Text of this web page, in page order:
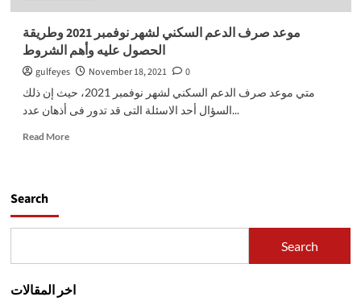
موعد صرف الدعم السكني لشهر نوفمبر 2021 وطريقة
الحصول عليه وأهم الشروط
gulfeyes November 18, 2021
0
متي موعد صرف الدعم السكني لشهر نوفمبر 2021، حيث إن ذلك
السؤال أحد الاسئلة التى قد تدور فى أذهان عدد...
Read MoreRead
السكني
وطريقة
Search
Search
اخر المقالات